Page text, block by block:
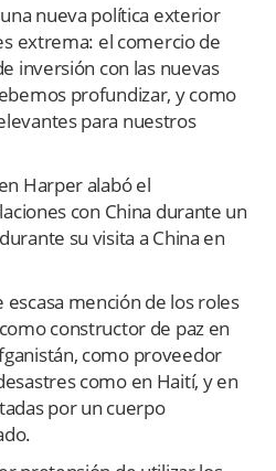
nueva política exterior
extrema: el comercio de
inversión con las nuevas
profundizar, y como
para nuestros
Harper alabó el
con China durante un
su visita a China en
escasa mención de los roles
constructor de paz en
como proveedor
como en Haití, y en
por un cuerpo